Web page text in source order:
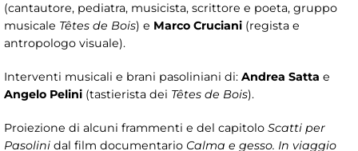
(cantautore, pediatra, musicista, scrittore e poeta, gruppo
musicale Têtes de Bois) e Marco Cruciani (regista e
antropologo visuale).
Interventi musicali e brani pasoliniani di: Andrea Satta e
Angelo Pelini (tastierista dei Têtes de Bois).
Proiezione di alcuni frammenti e del capitolo Scatti per
Pasolini dal film documentario Calma e gesso. In viaggio